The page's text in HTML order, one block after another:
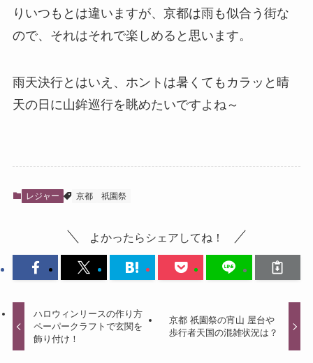
りいつもとは違いますが、京都は雨も似合う街な
ので、それはそれで楽しめると思います。
雨天決行とはいえ、ホントは暑くてもカラッと晴
天の日に山鉾巡行を眺めたいですよね～
レジャー 京都 祇園祭
よかったらシェアしてね！
ハロウィンリースの作り方
ペーパークラフトで玄関を
飾り付け！
京都 祇園祭の宵山 屋台や
歩行者天国の混雑状況は？